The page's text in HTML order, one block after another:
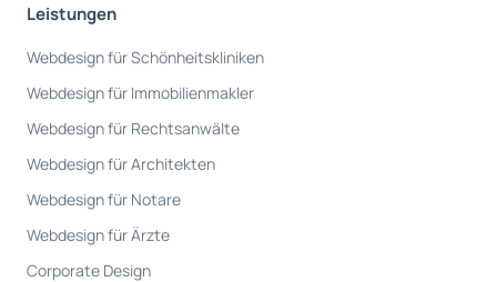
Leistungen
Webdesign für Schönheitskliniken
Webdesign für Immobilienmakler
Webdesign für Rechtsanwälte
Webdesign für Architekten
Webdesign für Notare
Webdesign für Ärzte
Corporate Design